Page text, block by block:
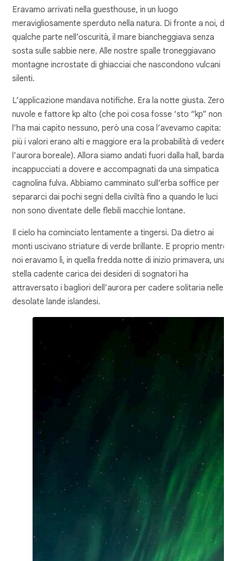
Eravamo arrivati nella guesthouse, in un luogo
meravigliosamente sperduto nella natura. Di fronte a noi,
qualche parte nell’oscurità, il mare biancheggiava senza
sosta sulle sabbie nere. Alle nostre spalle troneggiavano
montagne incrostate di ghiacciai che nascondono vulcani
silenti.
L’applicazione mandava notifiche. Era la notte giusta. Zero
nuvole e fattore kp alto (che poi cosa fosse ‘sto “kp” non
l’ha mai capito nessuno, però una cosa l’avevamo capita:
più i valori erano alti e maggiore era la probabilità di vedere
l’aurora boreale). Allora siamo andati fuori dalla hall,
incappucciati a dovere e accompagnati da una simpatica
cagnolina fulva. Abbiamo camminato sull’erba soffice per
separarci dai pochi segni della civiltà fino a quando le luci
non sono diventate delle flebili macchie lontane.
Il cielo ha cominciato lentamente a tingersi. Da dietro ai
monti uscivano striature di verde brillante. E proprio mentre
noi eravamo lì, in quella fredda notte di inizio primavera, una
stella cadente carica dei desideri di sognatori ha
attraversato i bagliori dell’aurora per cadere solitaria nelle
desolate lande islandesi.